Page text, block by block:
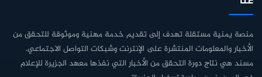
منصة يمنية مستقلة تهدف إلى تقديم خدمة مهنية وموثوقة للتحقق من
الأخبار والمعلومات المنتشرة على الإنترنت وشبكات التواصل الاجتماعي.
مسند هي نتاج دورة التحقق من الأخبار التي نفذها معهد الجزيرة للإعلام